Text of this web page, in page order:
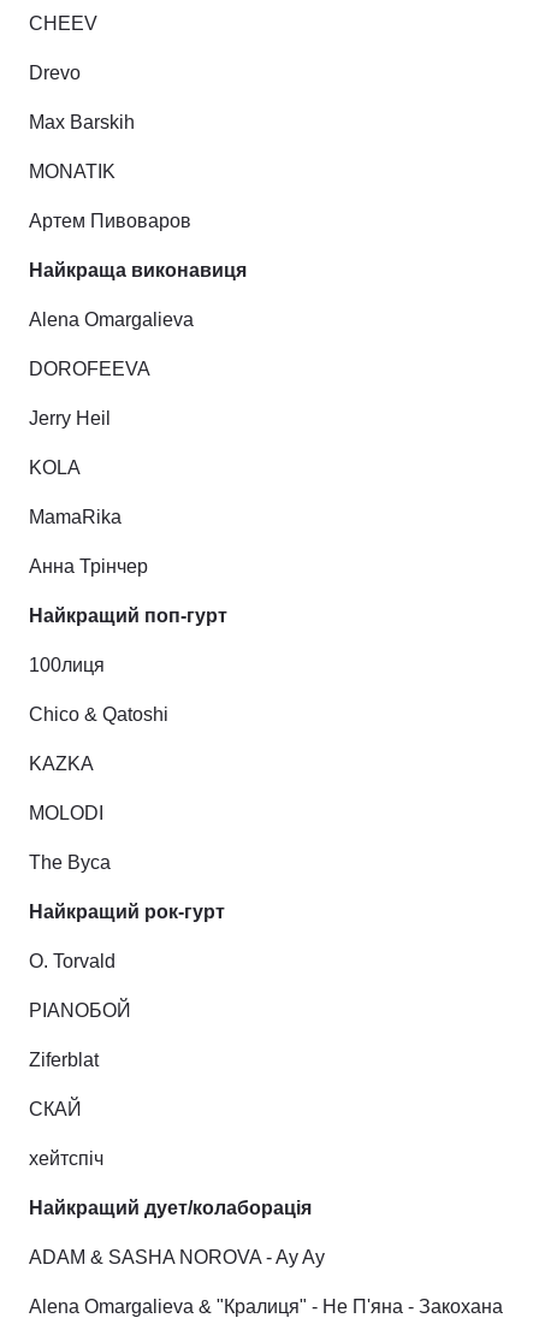
CHEEV
Drevo
Max Barskih
MONATIK
Артем Пивоваров
Найкраща виконавиця
Alena Omargalieva
DOROFEEVA
Jerry Heil
KOLA
MamaRika
Анна Трінчер
Найкращий поп-гурт
100лиця
Chico & Qatoshi
KAZKA
MOLODI
The Byca
Найкращий рок-гурт
O. Torvald
РІАNОБОЙ
Ziferblat
СКАЙ
хейтспіч
Найкращий дует/колаборація
ADAM & SASHA NOROVA - Ay Ay
Alena Omargalieva & "Кралиця" - Не П'яна - Закохана